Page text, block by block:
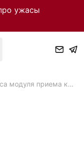
ужасы
Menu
Дизайн интерфейса модуля приема кандидатов на работу